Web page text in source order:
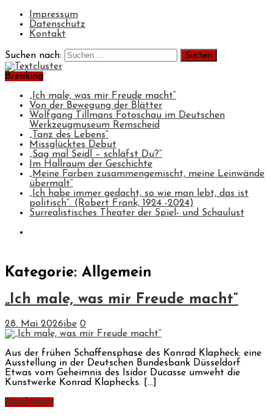
Impressum
Datenschutz
Kontakt
Suchen nach:
Breaking
„Ich male, was mir Freude macht“
Von der Bewegung der Blätter
Wolfgang Tillmans Fotoschau im Deutschen
Werkzeugmuseum Remscheid
„Tanz des Lebens“
Missglücktes Debut
„Sag mal Seidl – schläfst Du?“
Im Hallraum der Geschichte
„Meine Farben zusammengemischt, meine Leinwände
übermalt“
„Ich habe immer gedacht, so wie man lebt, das ist
politisch“. (Robert Frank, 1924 -2024)
Surrealistisches Theater der Spiel- und Schaulust
Kategorie: Allgemein
„Ich male, was mir Freude macht“
28. Mai 2026ibe 0
Aus der frühen Schaffensphase des Konrad Klapheck: eine
Ausstellung in der Deutschen Bundesbank Düsseldorf
Etwas vom Geheimnis des Isidor Ducasse umweht die
Kunstwerke Konrad Klaphecks. […]
Read More